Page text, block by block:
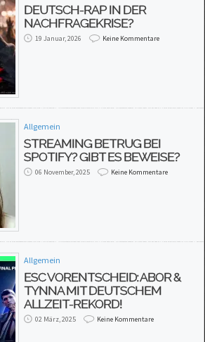
DEUTSCH-RAP IN DER
NACHFRAGEKRISE?
19 Januar, 2026 Keine Kommentare
Allgemein
STREAMING BETRUG BEI
SPOTIFY? GIBT ES BEWEISE?
06 November, 2025 Keine Kommentare
Allgemein
ESC VORENTSCHEID: ABOR &
TYNNA MIT DEUTSCHEM
ALLZEIT-REKORD!
02 März, 2025 Keine Kommentare